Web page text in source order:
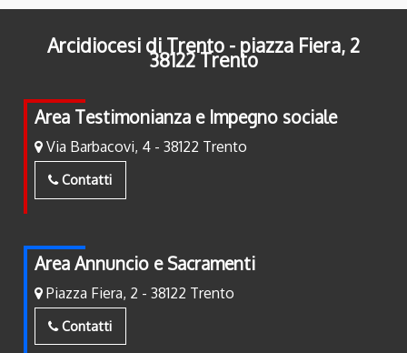
Arcidiocesi di Trento - piazza Fiera, 2
38122 Trento
Area Testimonianza e Impegno sociale
Via Barbacovi, 4 - 38122 Trento
Contatti
Area Annuncio e Sacramenti
Piazza Fiera, 2 - 38122 Trento
Contatti